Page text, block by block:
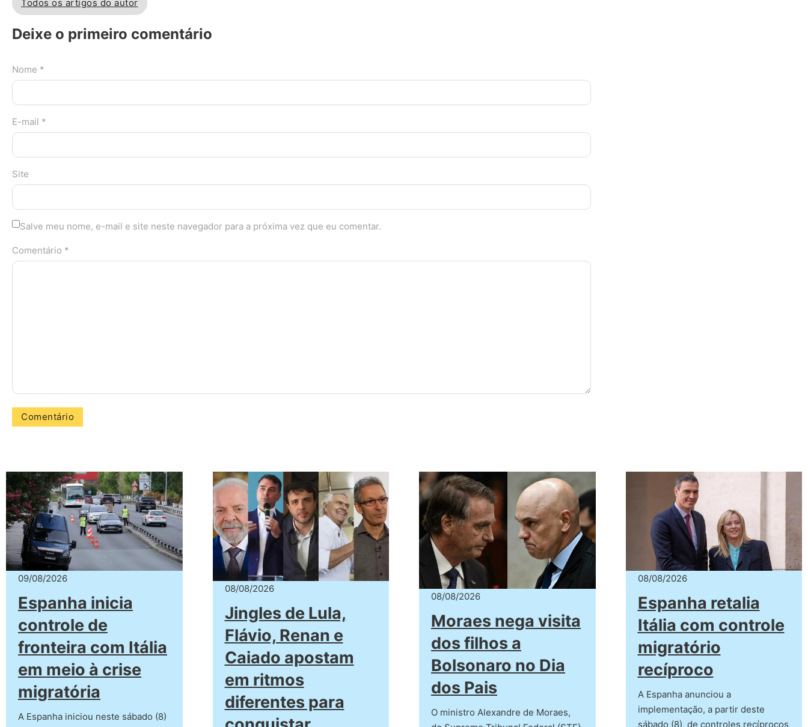
Todos os artigos do autor
Deixe o primeiro comentário
Nome *
E-mail *
Site
Salve meu nome, e-mail e site neste navegador para a próxima vez que eu comentar.
Comentário *
09/08/2026
Espanha inicia
controle de
fronteira com Itália
em meio à crise
migratória
A Espanha iniciou neste sábado (8)
08/08/2026
Jingles de Lula,
Flávio, Renan e
Caiado apostam
em ritmos
diferentes para
08/08/2026
Moraes nega visita
dos filhos a
Bolsonaro no Dia
dos Pais
O ministro Alexandre de Moraes,
08/08/2026
Espanha retalia
Itália com controle
migratório
recíproco
A Espanha anunciou a
implementação, a partir deste
sábado (8), de controles recíprocos